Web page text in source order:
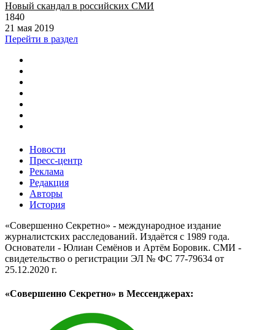
Новый скандал в российских СМИ
1840
21 мая 2019
Перейти в раздел
Новости
Пресс-центр
Реклама
Редакция
Авторы
История
«Совершенно Секретно» - международное издание
журналистских расследований. Издаётся с 1989 года.
Основатели - Юлиан Семёнов и Артём Боровик. CМИ -
свидетельство о регистрации ЭЛ № ФС 77-79634 от
25.12.2020 г.
«Совершенно Секретно» в Мессенджерах: